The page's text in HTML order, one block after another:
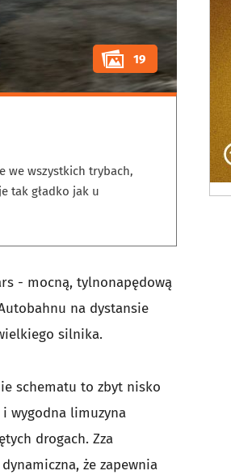
19
we wszystkich trybach,
tak gładko jak u
- mocną, tylnonapędową
na dystansie
silnika.
schematu to zbyt nisko
wygodna limuzyna
drogach. Zza
że zapewnia